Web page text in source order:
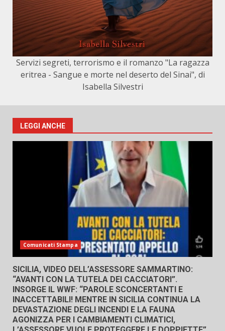
Servizi segreti, terrorismo e il romanzo "La ragazza
eritrea - Sangue e morte nel deserto del Sinai", di
Isabella Silvestri
LEGGI ANCHE
Comunicati Stampa
SICILIA, VIDEO DELL’ASSESSORE SAMMARTINO:
“AVANTI CON LA TUTELA DEI CACCIATORI”.
INSORGE IL WWF: “PAROLE SCONCERTANTI E
INACCETTABILI! MENTRE IN SICILIA CONTINUA LA
DEVASTAZIONE DEGLI INCENDI E LA FAUNA
AGONIZZA PER I CAMBIAMENTI CLIMATICI,